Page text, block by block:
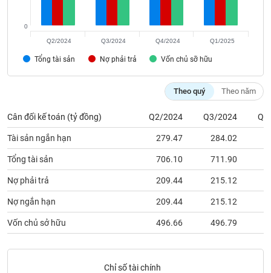
Tổng tài sản Nợ phải trả Vốn chủ sỡ hữu
0
Q2/2024 Q3/2024 Q4/2024 Q1/2025
Theo quý Theo năm
Cân đối kế toán (tỷ đồng) Q2/2024 Q3/2024
Tài sản ngắn hạn 279.47 284.02
Tổng tài sản 706.10 711.90
Nợ phải trả 209.44 215.12
Nợ ngắn hạn 209.44 215.12
Vốn chủ sở hữu 496.66 496.79
Chỉ số tài chính
SẢN
Mã
chứng
Tất cả Cổ phiếu Chứng chỉ quỹ Chứng
Lãnh
đạo
(-)
Tất cả
Tin
(-)